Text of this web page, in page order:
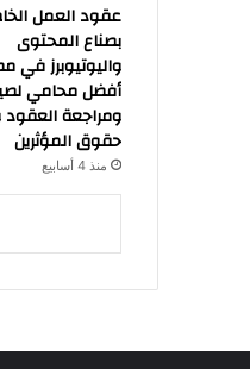
عقود العمل
بصناع المحتوى
واليوتيوبرز في
أفضل محامي
ومراجعة العقود
حقوق المؤثرين
منذ 4 أسابيع